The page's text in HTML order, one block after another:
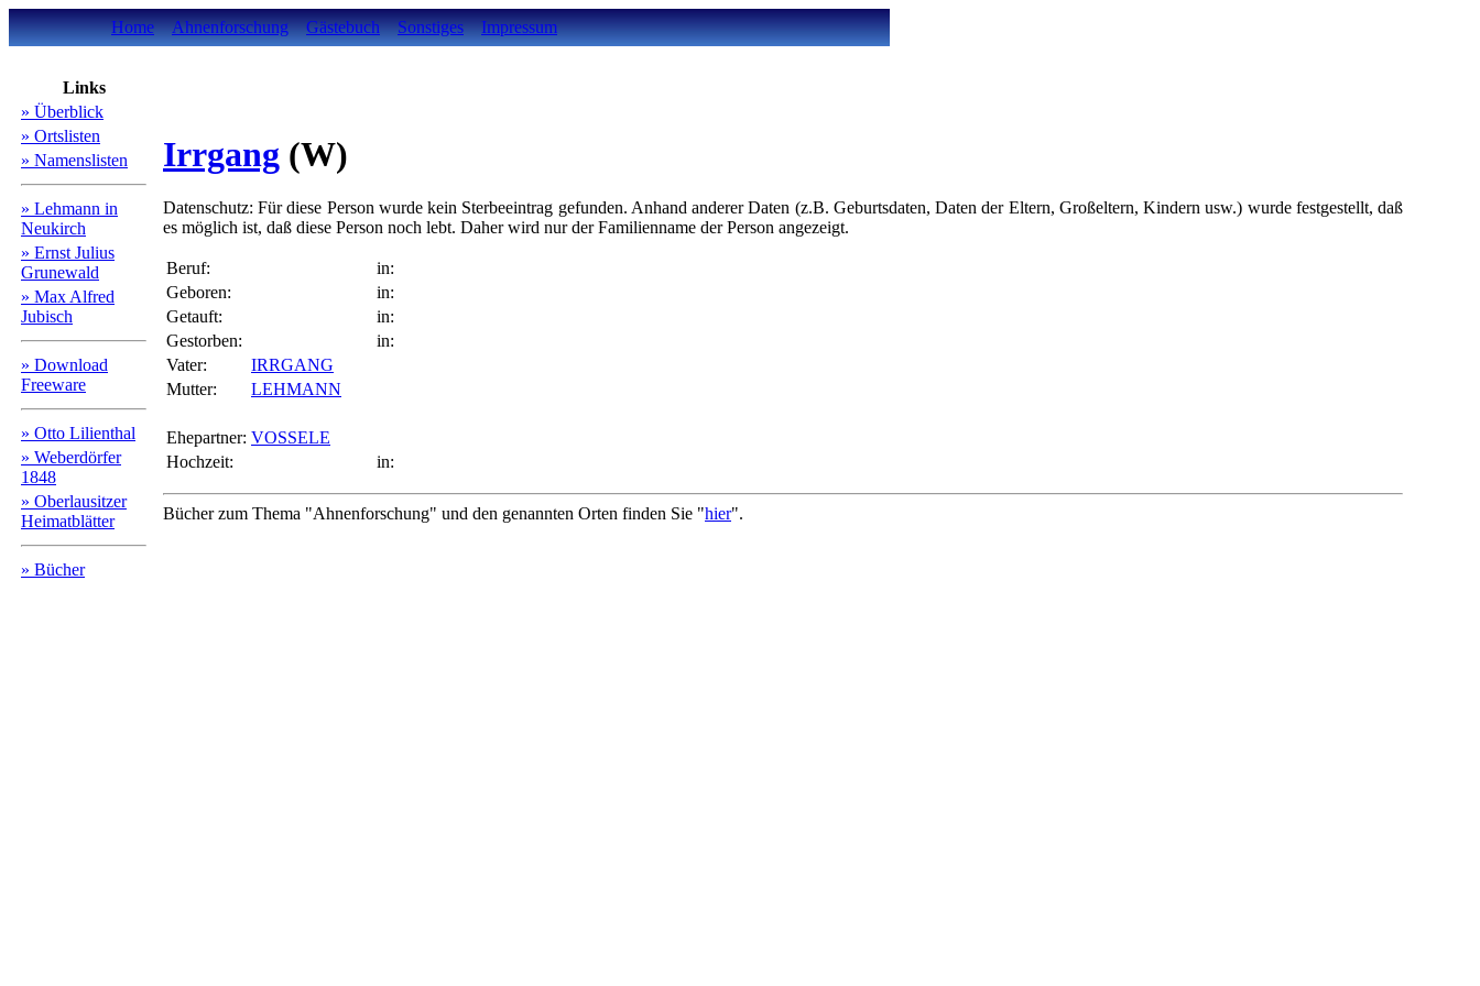
Home Ahnenforschung Gästebuch Sonstiges Impressum
Links
» Überblick
» Ortslisten
» Namenslisten
» Lehmann in
Neukirch
» Ernst Julius
Grunewald
» Max Alfred
Jubisch
» Download
Freeware
» Otto Lilienthal
» Weberdörfer
1848
» Oberlausitzer
Heimatblätter
» Bücher
Irrgang (W)
Datenschutz: Für diese Person wurde kein Sterbeeintrag gefunden. Anhand anderer Daten (z.B. Geburtsdaten, Daten der Eltern, Großeltern, Kindern usw.) wurde festgestellt, daß
es möglich ist, daß diese Person noch lebt. Daher wird nur der Familienname der Person angezeigt.
Beruf:
in:
Geboren:
in:
Getauft:
in:
Gestorben:
in:
Vater:
IRRGANG
Mutter:
LEHMANN
Ehepartner: VOSSELE
Hochzeit:
in:
Bücher zum Thema "Ahnenforschung" und den genannten Orten finden Sie "hier".